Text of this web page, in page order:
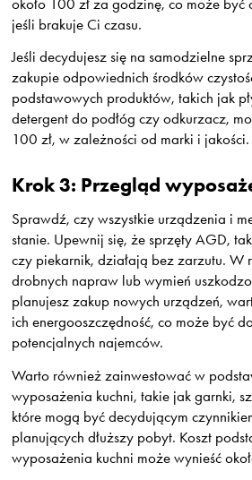
około 100 zł za godzinę, co może być
jeśli brakuje Ci czasu.
Jeśli decydujesz się na samodzielne
zakupie odpowiednich środków
podstawowych produktów, takich jak
detergent do podłóg czy odkurzacz,
100 zł, w zależności od marki i jakości.
Krok 3: Przegląd
Sprawdź, czy wszystkie urządzenia i
stanie. Upewnij się, że sprzęty AGD,
czy piekarnik, działają bez zarzutu. W
drobnych napraw lub wymień
planujesz zakup nowych urządzeń,
ich energooszczędność, co może być
potencjalnych najemców.
Warto również zainwestować w
wyposażenia kuchni, takie jak garnki,
które mogą być decydującym
planujących dłuższy pobyt. Koszt
wyposażenia kuchni może wynieść